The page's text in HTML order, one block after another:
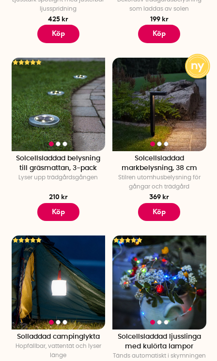
och batteriets kapacitet. Generellt sett kan det ta några
timmar till flera dagar för att ladda ett batteri helt med
ljusspridning
425 kr
Köp
som laddas av solen
199 kr
Köp
Solcellsladdad belysning
till gräsmattan, 3-pack
Lyser upp trädgårdsgången
210 kr
Köp
Solcellsladdad
markbelysning, 38 cm
Stilren utomhusbelysning för
gångar och trädgård
369 kr
Köp
Solladdad campinglykta
Hopfällbar, vattentät och lyser
länge
Solcellsladdad ljusslinga
med kulörta lampor
Tänds automatiskt i skymningen